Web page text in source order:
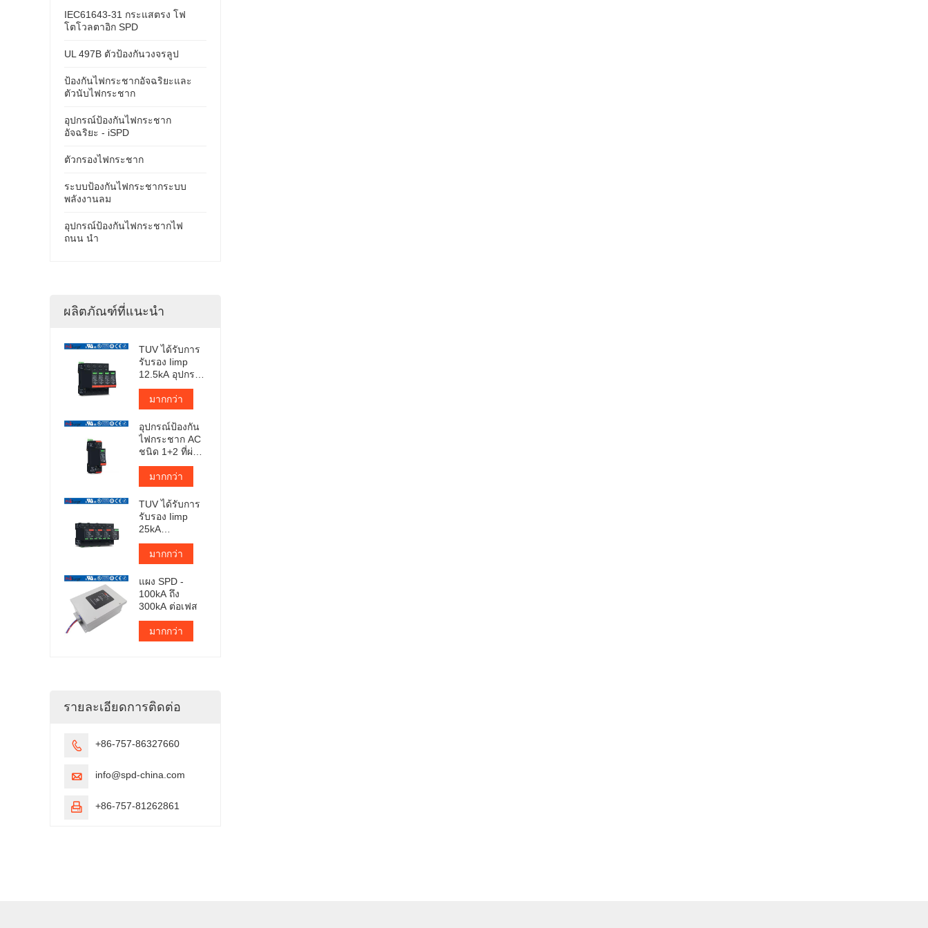
IEC61643-31 กระแสตรง โฟ
โตโวลตาอิก SPD
UL 497B ตัวป้องกันวงจรลูป
ป้องกันไฟกระชากอัจฉริยะและ
ตัวนับไฟกระชาก
อุปกรณ์ป้องกันไฟกระชาก
อัจฉริยะ - iSPD
ตัวกรองไฟกระชาก
ระบบป้องกันไฟกระชากระบบ
พลังงานลม
อุปกรณ์ป้องกันไฟกระชากไฟ
ถนน นำ
ผลิตภัณฑ์ที่แนะนำ
TUV ได้รับการ
รับรอง Iimp
12.5kA อุปกรณ์
ป้องกันไฟ
กระชากแบบ
เสียบปลั๊ก
มากกว่า
อุปกรณ์ป้องกัน
ไฟกระชาก AC
ชนิด 1+2 ที่ผ่าน
การรับรองจาก
TUV
มากกว่า
TUV ได้รับการ
รับรอง Iimp
25kA
Pluggable
Surge
Protector
มากกว่า
แผง SPD -
100kA ถึง
300kA ต่อเฟส
มากกว่า
รายละเอียดการติดต่อ
 +86-757-86327660
 info@spd-china.com
 +86-757-81262861